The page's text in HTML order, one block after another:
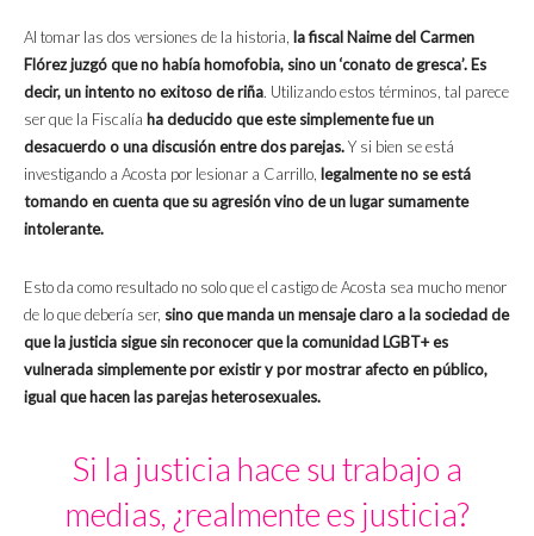
Al tomar las dos versiones de la historia, la fiscal Naime del Carmen
Flórez juzgó que no había homofobia, sino un ‘conato de gresca’. Es
decir, un intento no exitoso de riña. Utilizando estos términos, tal parece
ser que la Fiscalía ha deducido que este simplemente fue un
desacuerdo o una discusión entre dos parejas.Y si bien se está
investigando a Acosta por lesionar a Carrillo, legalmente no se está
tomando en cuenta que su agresión vino de un lugar sumamente
intolerante.
Esto da como resultado no solo que el castigo de Acosta sea mucho menor
de lo que debería ser, sino que manda un mensaje claro a la sociedad de
que la justicia sigue sin reconocer que la comunidad LGBT+ es
vulnerada simplemente por existir y por mostrar afecto en público,
igual que hacen las parejas heterosexuales.
Si la justicia hace su trabajo a
medias, ¿realmente es justicia?